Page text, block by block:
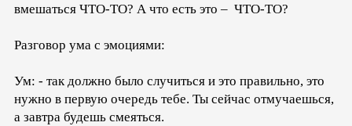
вмешаться ЧТО-ТО? А что есть это – ЧТО-ТО?
Разговор ума с эмоциями:
Ум: - так должно было случиться и это правильно, это
нужно в первую очередь тебе. Ты сейчас отмучаешься,
а завтра будешь смеяться.